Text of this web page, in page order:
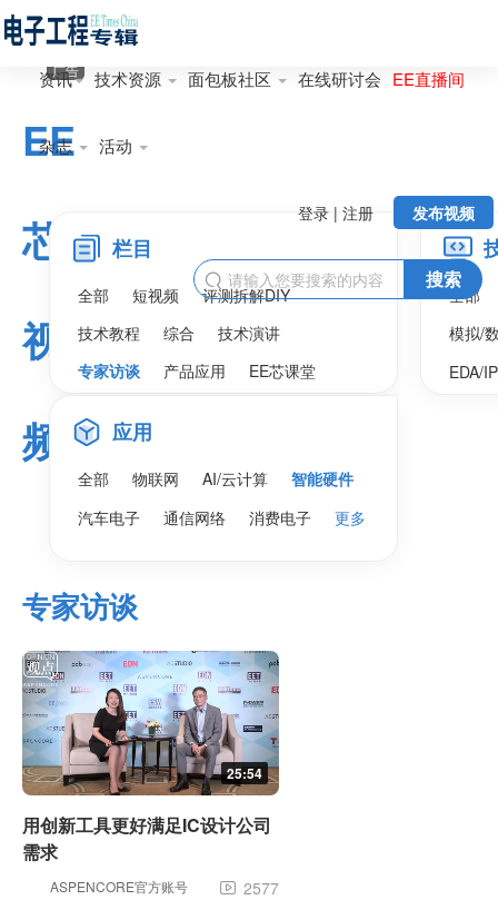
资讯 技术资源 面包板社区 在线研讨会 EE直播间
杂志 活动
发布视频
登录 | 注册
 搜索
EE
芯
视
频
广告
栏目
全部 短视频
评测拆解DIY
技术教程
综合
技术演讲
专家访谈
产品应用 EE芯课堂
全部
模拟/
EDA/
应用
全部 物联网 AI/云计算
智能硬件
汽车电子
通信网络 消费电子 更多
专家访谈
25:54
用创新工具更好满足IC设计公司
需求
ASPENCORE官方账号  2577